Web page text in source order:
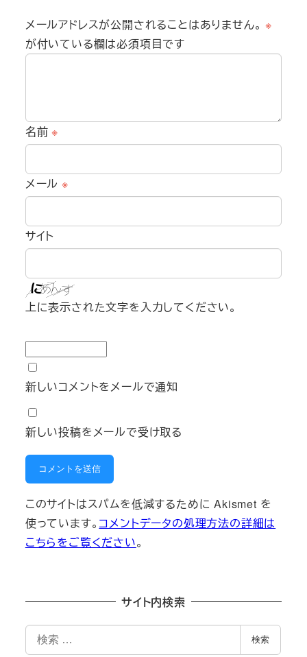
メールアドレスが公開されることはありません。 ※
が付いている欄は必須項目です
名前※
メール ※
サイト
上に表示された文字を入力してください。
新しいコメントをメールで通知
新しい投稿をメールで受け取る
このサイトはスパムを低減するために Akismet を
使っています。 コメントデータの処理方法の詳細は
こちらをご覧ください。
サイト内検索
検
索
検索